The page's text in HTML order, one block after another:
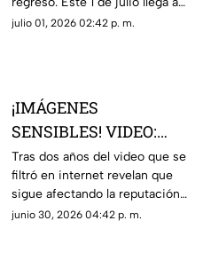
los cines “Minions y
julio 01, 2026 02:42 p. m.
¡IMÁGENES
SENSIBLES! VIDEO:
Revelan el video íntimo
que 6ix9ine subió con
su ex pareja Yailín; le
costó contratos
Tras dos años del video que se
filtró en internet revelan que
sigue afectando la reputación
de Yailín
junio 30, 2026 04:42 p. m.